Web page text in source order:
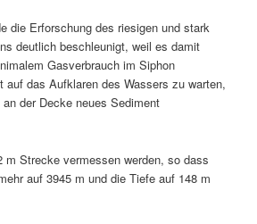
die Erforschung des riesigen und stark
deutlich beschleunigt, weil es damit
Gasverbrauch im Siphon
auf das Aufklaren des Wassers zu warten,
der Decke neues Sediment
m Strecke vermessen werden, so dass
auf 3945 m und die Tiefe auf 148 m